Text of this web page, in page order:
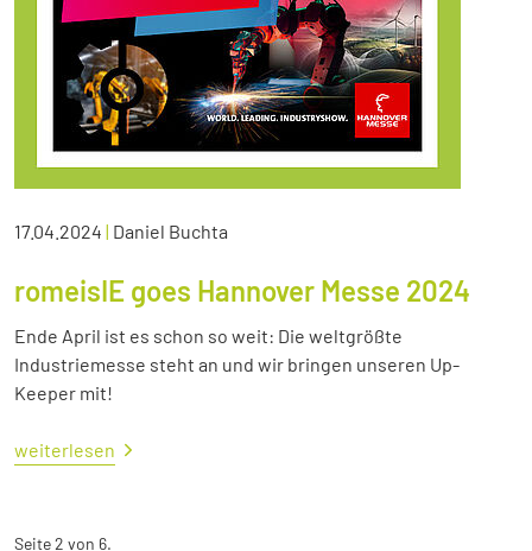
17.04.2024 | Daniel Buchta
romeisIE goes Hannover Messe 2024
Ende April ist es schon so weit: Die weltgrößte
Industriemesse steht an und wir bringen unseren Up-
Keeper mit!
weiterlesen
Seite 2 von 6.